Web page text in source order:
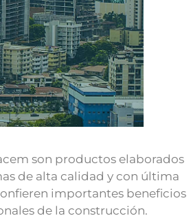
son productos elaborados
de alta calidad y con última
importantes beneficios
de la construcción.